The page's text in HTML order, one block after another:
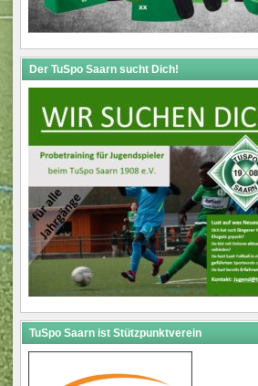
Der TuSpo Saarn sucht Dich!
TuSpo Saarn ist Stützpunktverein